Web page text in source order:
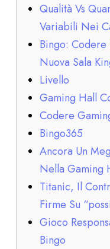
Qualità Vs
Variabili Nei
Bingo: Codere
Nuova Sala
Livello
Gaming Hall
Codere
Bingo365
Ancora Un
Nella Gaming
Titanic, Il
Firme Su
Gioco
Bingo